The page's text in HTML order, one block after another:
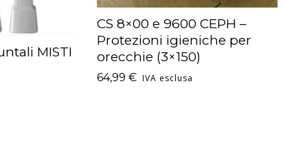
MISTI
AGGIUNGI AL CARRELLO
CS 8×00 e 9600 CEPH –
Protezioni igieniche per
orecchie (3×150)
64,99 € IVA esclusa